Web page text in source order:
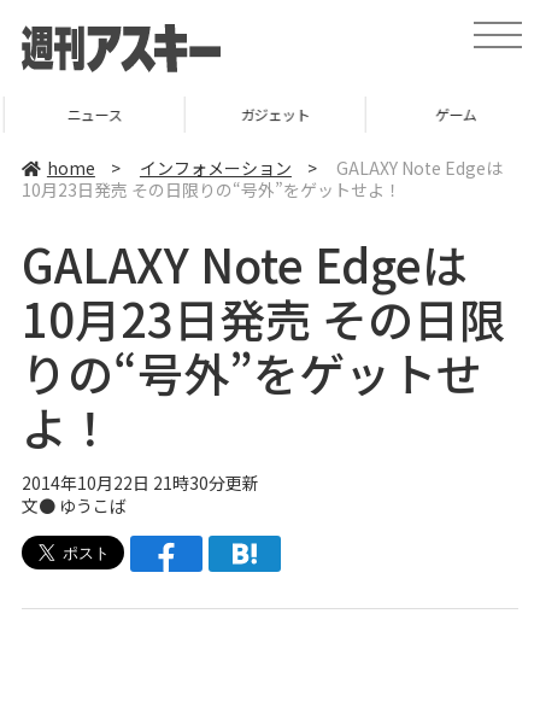
t
o
v
n
ニュース ガジェット ゲーム
home > インフォメーション >
GALAXY Note Edgeは
10月23日発売 その日限りの“号外”をゲットせよ！
GALAXY Note Edgeは
10月23日発売 その日限
りの“号外”をゲットせ
よ！
2014年10月22日 21時30分更新
文● ゆうこば